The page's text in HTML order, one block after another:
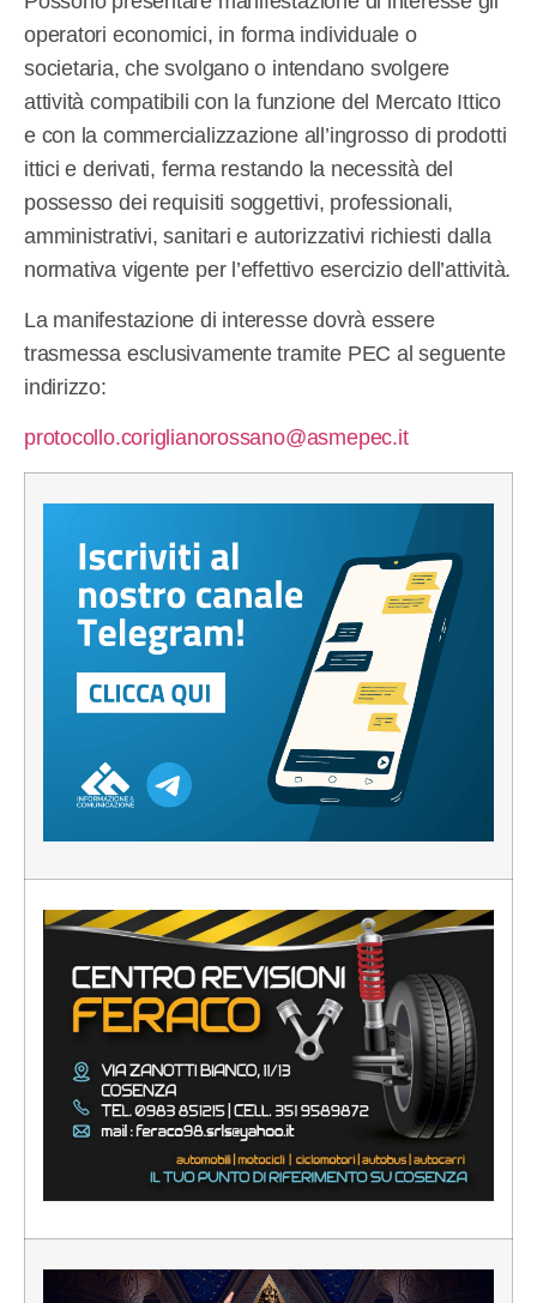
operatori economici, in forma individuale o
societaria, che svolgano o intendano svolgere
attività compatibili con la funzione del Mercato Ittico
e con la commercializzazione all’ingrosso di prodotti
ittici e derivati, ferma restando la necessità del
possesso dei requisiti soggettivi, professionali,
amministrativi, sanitari e autorizzativi richiesti dalla
normativa vigente per l’effettivo esercizio dell’attività.
La manifestazione di interesse dovrà essere
trasmessa esclusivamente tramite PEC al seguente
indirizzo:
protocollo.coriglianorossano@asmepec.it